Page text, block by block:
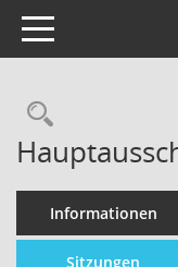
Toggle navigation
Informationen
Sitzungen